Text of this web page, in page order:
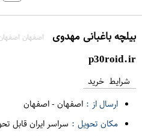
بیلچه باغبانی مهدوی اصفهان
p30roid.ir
شرایط خرید
ارسال از : اصفهان-اصفهان
مکان تحویل : سراسر ایران قابل